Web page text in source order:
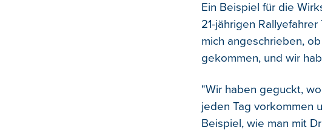
Ein Beispiel für die
21-jährigen
mich angeschrieben,
gekommen, und wir
"Wir haben geguckt,
jeden Tag vorkommen
Beispiel, wie man mit